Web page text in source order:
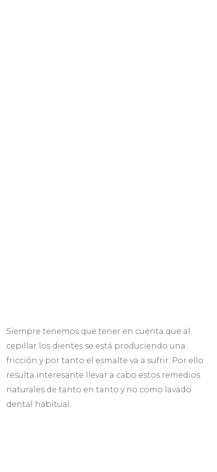
Siempre tenemos que tener en cuenta que al
cepillar los dientes se está produciendo una
fricción y por tanto el esmalte va a sufrir. Por ello
resulta interesante llevar a cabo estos remedios
naturales de tanto en tanto y no como lavado
dental habitual.